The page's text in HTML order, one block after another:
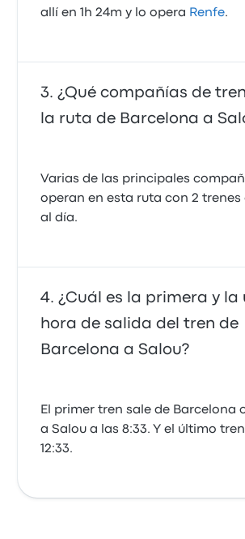
allí en 1h 24m y lo opera Renfe.
¿Qué compañías de
la ruta de Barcelona a
Varias de las principales
operan en esta ruta con 2 trenes
al día.
¿Cuál es la primera y la
hora de salida del tren de
Barcelona a Salou?
El primer tren sale de Barcelona
a Salou a las 8:33. Y el último
12:33.